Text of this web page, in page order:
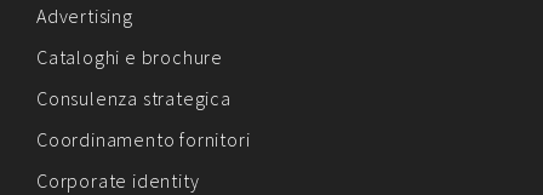
Advertising
Cataloghi e brochure
Consulenza strategica
Coordinamento fornitori
Corporate identity